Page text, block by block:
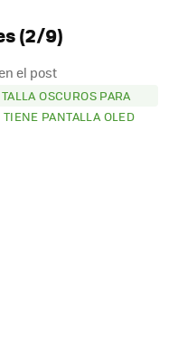
(2/9)
el post
OSCUROS PARA
PANTALLA OLED